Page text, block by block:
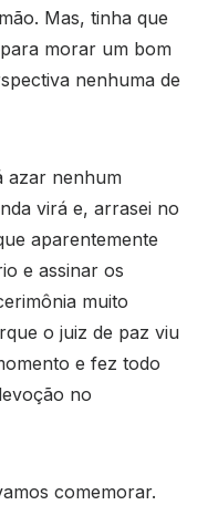
Mas, tinha que
morar um bom
nenhuma de
azar nenhum
virá e, arrasei no
aparentemente
e assinar os
muito
o juiz de paz viu
e fez todo
no
comemorar.